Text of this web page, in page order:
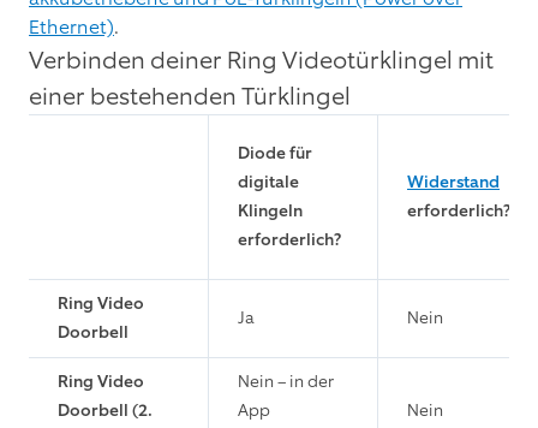
Ethernet).
Verbinden deiner Ring Videotürklingel mit
einer bestehenden Türklingel
Diode für
digitale
Klingeln
erforderlich?
Widerstand
erforderlich?
Ring Video
Doorbell
Ja Nein
Ring Video
Doorbell (2.
Nein – in der
App
Nein